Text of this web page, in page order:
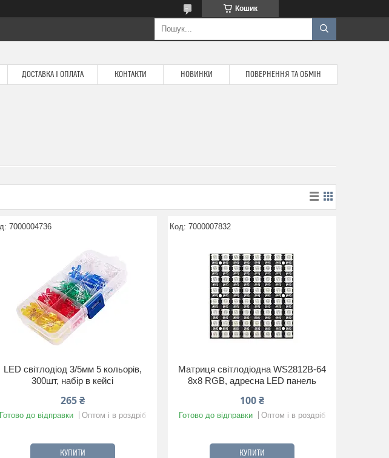
Кошик
ДОСТАВКА І ОПЛАТА КОНТАКТИ НОВИНКИ ПОВЕРНЕННЯ ТА ОБМІН
7000004736
LED світлодіод 3/5мм 5 кольорів,
300шт, набір в кейсі
265 ₴
Готово до відправки Оптом і в роздріб
КУПИТИ
7000007832
Матриця світлодіодна WS2812B-64
8x8 RGB, адресна LED панель
100 ₴
Готово до відправки Оптом і в роздріб
КУПИТИ